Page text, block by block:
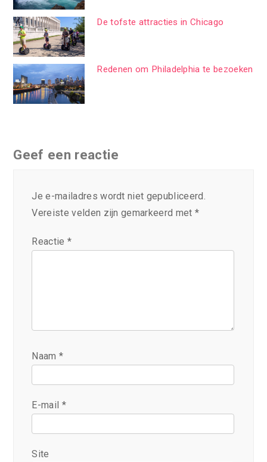
De tofste attracties in Chicago
Redenen om Philadelphia te bezoeken
Geef een reactie
Je e-mailadres wordt niet gepubliceerd.
Vereiste velden zijn gemarkeerd met *
Reactie *
Naam*
E-mail *
Site